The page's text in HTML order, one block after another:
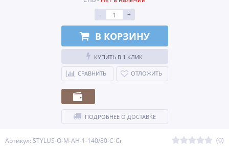
Артикул: STYLUS-O-M-AH-1-140/80-C-Cr (0)
-
+
В КОРЗИНУ
КУПИТЬ В 1 КЛИК
СРАВНИТЬ ОТЛОЖИТЬ
ПОДРОБНЕЕ О ДОСТАВКЕ